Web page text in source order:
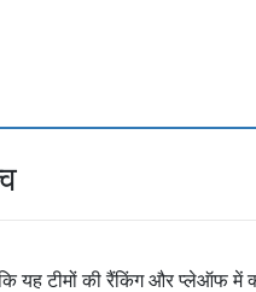
यह टीमों की रैंकिंग और प्लेऑफ में